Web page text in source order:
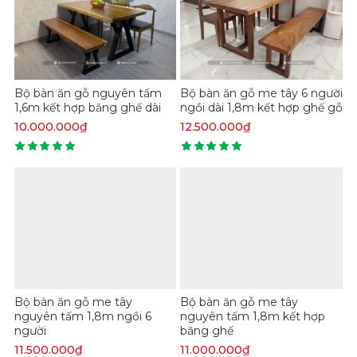
Bạn có biết không? Me tây là một loài thực vật có
Bàn gỗ Me tây có độ bền thách thức thời gian
Bộ bàn ăn gỗ nguyên tấm
1,6m kết hợp băng ghế dài
10.000.000₫
Bộ bàn ăn gỗ me tây 6 người
ngồi dài 1,8m kết hợp ghế gỗ
12.500.000₫
Bộ bàn ăn gỗ me tây
nguyên tấm 1,8m ngồi 6
người
11.500.000₫
Bộ bàn ăn gỗ me tây
nguyên tấm 1,8m kết hợp
băng ghế
11.000.000₫